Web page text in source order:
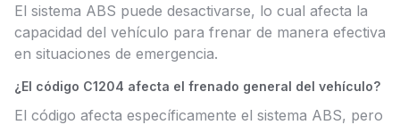
El sistema ABS puede desactivarse, lo cual afecta la
capacidad del vehículo para frenar de manera efectiva
en situaciones de emergencia.
¿El código C1204 afecta el frenado general del vehículo?
El código afecta específicamente el sistema ABS, pero